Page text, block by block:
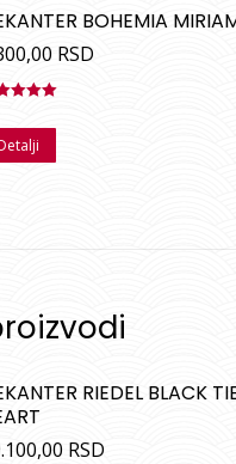
BOHEMIA
RSD
5.00od
RIEDEL BLACK
RSD